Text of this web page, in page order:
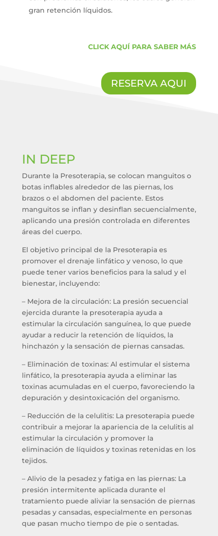
gran retención líquidos.
CLICK AQUÍ PARA SABER MÁS
RESERVA AQUI
IN DEEP
Durante la Presoterapia, se colocan manguitos o
botas inflables alrededor de las piernas, los
brazos o el abdomen del paciente. Estos
manguitos se inflan y desinflan secuencialmente,
aplicando una presión controlada en diferentes
áreas del cuerpo.
El objetivo principal de la Presoterapia es
promover el drenaje linfático y venoso, lo que
puede tener varios beneficios para la salud y el
bienestar, incluyendo:
– Mejora de la circulación: La presión secuencial
ejercida durante la presoterapia ayuda a
estimular la circulación sanguínea, lo que puede
ayudar a reducir la retención de líquidos, la
hinchazón y la sensación de piernas cansadas.
– Eliminación de toxinas: Al estimular el sistema
linfático, la presoterapia ayuda a eliminar las
toxinas acumuladas en el cuerpo, favoreciendo la
depuración y desintoxicación del organismo.
– Reducción de la celulitis: La presoterapia puede
contribuir a mejorar la apariencia de la celulitis al
estimular la circulación y promover la
eliminación de líquidos y toxinas retenidas en los
tejidos.
– Alivio de la pesadez y fatiga en las piernas: La
presión intermitente aplicada durante el
tratamiento puede aliviar la sensación de piernas
pesadas y cansadas, especialmente en personas
que pasan mucho tiempo de pie o sentadas.